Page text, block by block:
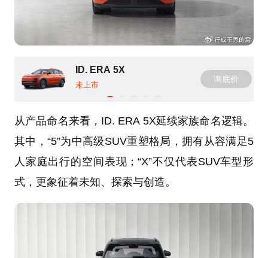
ID. ERA 5X
未上市
询底价
从产品命名来看，ID. ERA 5X延续家族命名逻辑。
其中，“5”为中高级SUV重塑格局，拥有从容满足5
人家庭出行的空间表现；“X”不仅代表SUV车型形
式，更象征着未知、探索与创造。